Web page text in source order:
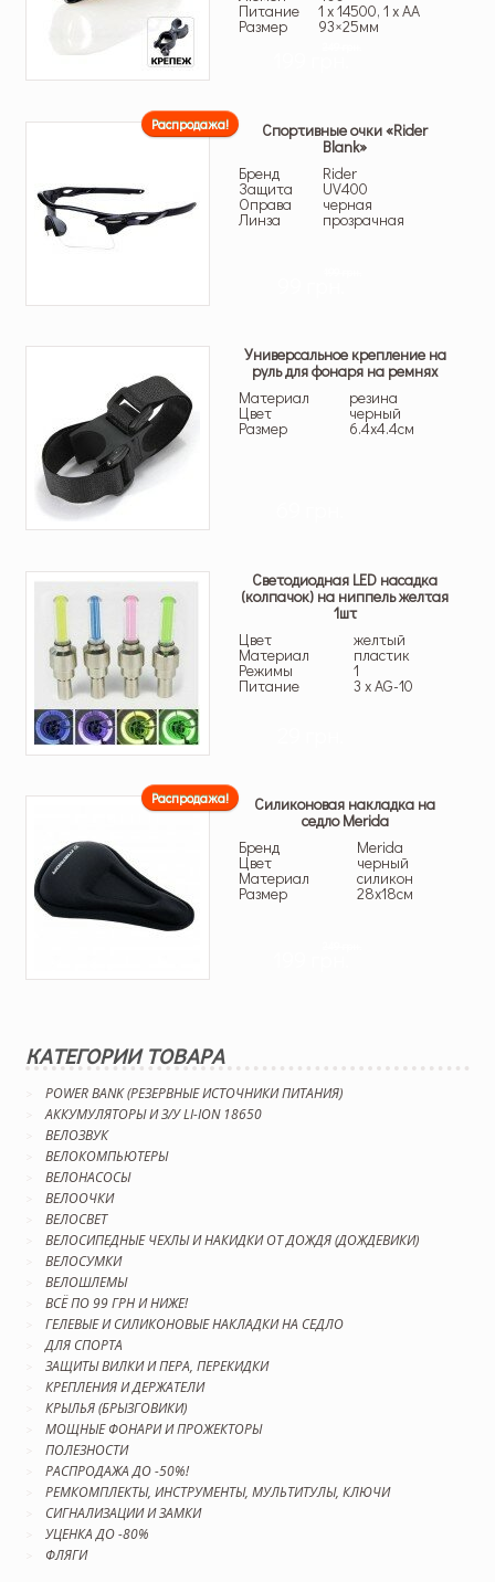
Питание 1 x 14500, 1 x AA
Размер 93×25мм
Распродажа! Спортивные очки «Rider
Blank»
Бренд
Rider
Защита UV400
Оправа черная
Линза прозрачная
Универсальное крепление на
руль для фонаря на ремнях
Материал
резина
Цвет черный
Размер 6.4х4.4см
Светодиодная LED насадка
(колпачок) на ниппель желтая
1шт
Цвет
желтый
Материал пластик
Режимы 1
Питание 3 х АG-10
Распродажа! Силиконовая накладка на
седло Merida
Бренд
Merida
Цвет черный
Материал силикон
Размер 28х18см
КАТЕГОРИИ ТОВАРА
POWER BANK (РЕЗЕРВНЫЕ ИСТОЧНИКИ ПИТАНИЯ)
АККУМУЛЯТОРЫ И З/У LI-ION 18650
ВЕЛОЗВУК
ВЕЛОКОМПЬЮТЕРЫ
ВЕЛОНАСОСЫ
ВЕЛООЧКИ
ВЕЛОСВЕТ
ВЕЛОСИПЕДНЫЕ ЧЕХЛЫ И НАКИДКИ ОТ ДОЖДЯ (ДОЖДЕВИКИ)
ВЕЛОСУМКИ
ВЕЛОШЛЕМЫ
ВСЁ ПО 99 ГРН И НИЖЕ!
ГЕЛЕВЫЕ И СИЛИКОНОВЫЕ НАКЛАДКИ НА СЕДЛО
ДЛЯ СПОРТА
ЗАЩИТЫ ВИЛКИ И ПЕРА, ПЕРЕКИДКИ
КРЕПЛЕНИЯ И ДЕРЖАТЕЛИ
КРЫЛЬЯ (БРЫЗГОВИКИ)
МОЩНЫЕ ФОНАРИ И ПРОЖЕКТОРЫ
ПОЛЕЗНОСТИ
РАСПРОДАЖА ДО -50%!
РЕМКОМПЛЕКТЫ, ИНСТРУМЕНТЫ, МУЛЬТИТУЛЫ, КЛЮЧИ
СИГНАЛИЗАЦИИ И ЗАМКИ
УЦЕНКА ДО -80%
ФЛЯГИ